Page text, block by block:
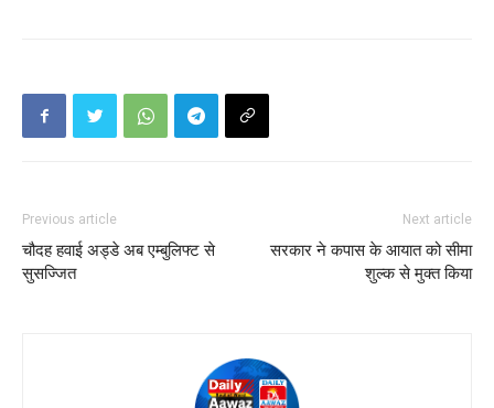
Previous article
चौदह हवाई अड्डे अब एम्बुलिफ्ट से
सुसज्जित
Next article
सरकार ने कपास के आयात को सीमा
शुल्क से मुक्त किया